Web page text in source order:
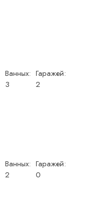
Ванных:
3
Гаражей:
2
Ванных:
2
Гаражей:
0